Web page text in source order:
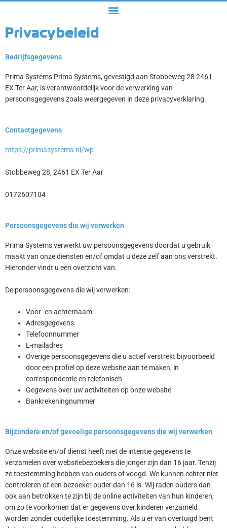
Privacybeleid
Bedrijfsgegevens
Prima Systems Prima Systems, gevestigd aan Stobbeweg 28 2461
EX Ter Aar, is verantwoordelijk voor de verwerking van
persoonsgegevens zoals weergegeven in deze privacyverklaring.
Contactgegevens
https://primasystems.nl/wp
Stobbeweg 28, 2461 EX Ter Aar
0172607104
Persoonsgegevens die wij verwerken
Prima Systems verwerkt uw persoonsgegevens doordat u gebruik
maakt van onze diensten en/of omdat u deze zelf aan ons verstrekt.
Hieronder vindt u een overzicht van.
De persoonsgegevens die wij verwerken:
Voor- en achternaam
Adresgegevens
Telefoonnummer
E-mailadres
Overige persoonsgegevens die u actief verstrekt bijvoorbeeld
door een profiel op deze website aan te maken, in
correspondentie en telefonisch
Gegevens over uw activiteiten op onze website
Bankrekeningnummer
Bijzondere en/of gevoelige persoonsgegevens die wij verwerken
Onze website en/of dienst heeft niet de intentie gegevens te
verzamelen over websitebezoekers die jonger zijn dan 16 jaar. Tenzij
ze toestemming hebben van ouders of voogd. We kunnen echter niet
controleren of een bezoeker ouder dan 16 is. Wij raden ouders dan
ook aan betrokken te zijn bij de online activiteiten van hun kinderen,
om zo te voorkomen dat er gegevens over kinderen verzameld
worden zonder ouderlijke toestemming. Als u er van overtuigd bent